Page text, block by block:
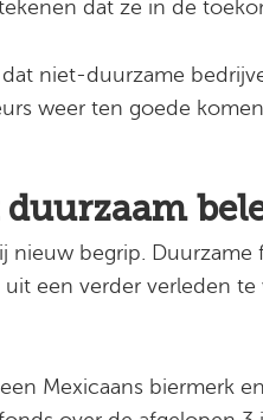
dat ze in de
niet-duurzame
weer ten goede
nieuw begrip.
een verder verleden
Mexicaans biermerk